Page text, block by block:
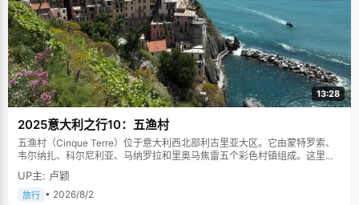
13:28
2025意大利之行10：五渔村
五渔村（Cinque Terre）位于意大利西北部利古里亚大区。它由蒙特罗索、
韦尔纳扎、科尔尼利亚、马纳罗拉和里奥马焦雷五个彩色村镇组成。这里依
山傍海，房屋色彩斑斓，1997年被列为世界文化遗产。
UP主: 卢颖
旅行 • 2026/8/2